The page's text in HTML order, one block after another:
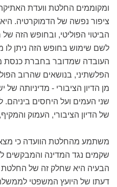
ומקוממים החלטת וועדת
ציפור נפשה של הדמוקרטיה.
הביטוי הפוליטי, ובחופש הזה
לשם שימוש בחופש הזה ניתן
העובדה שמדובר בחברת כנסת
הפלשתיני, בנושאים שהרוב
מן הדיון הציבורי - מדיניותה
שני העמים ועל היחסים ביניהם.
של הדיון הציבורי, העמוק
משתמע מהחלטת הוועדה כי
שקמים נגד המדינה והמבקשים
הבעיה היא שחלק זה של החלטת
דעתו של היועץ המשפטי